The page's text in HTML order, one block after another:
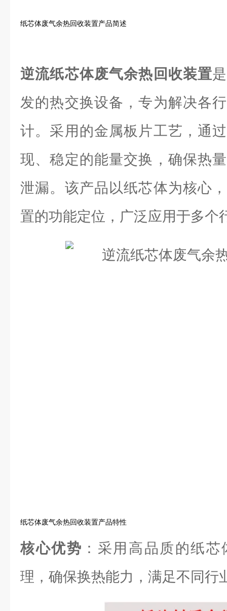
纸芯体废气余热回收装置产品简述
逆流纸芯体废气余热回收装置
发的热交换设备，专为解决各
计。采用的金属板片工艺，通
现、稳定的能量交换，确保热
泄漏。该产品以纸芯体为核心
置的功能定位，广泛应用于多个
纸芯体废气余热回收装置产品特性
核心优势 ：采用高品质的纸
理，确保换热能力，满足不同行